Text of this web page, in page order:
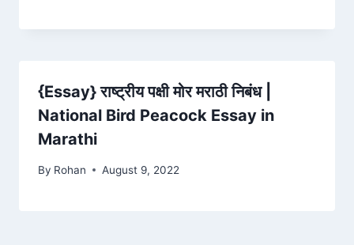
{Essay} राष्ट्रीय पक्षी मोर मराठी निबंध |
National Bird Peacock Essay in
Marathi
By Rohan August 9, 2022